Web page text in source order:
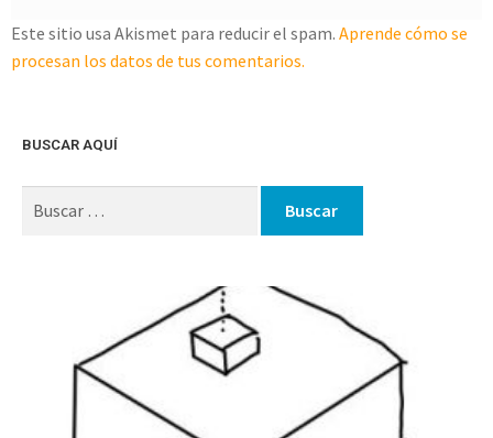
Este sitio usa Akismet para reducir el spam. Aprende cómo se
procesan los datos de tus comentarios.
BUSCAR AQUÍ